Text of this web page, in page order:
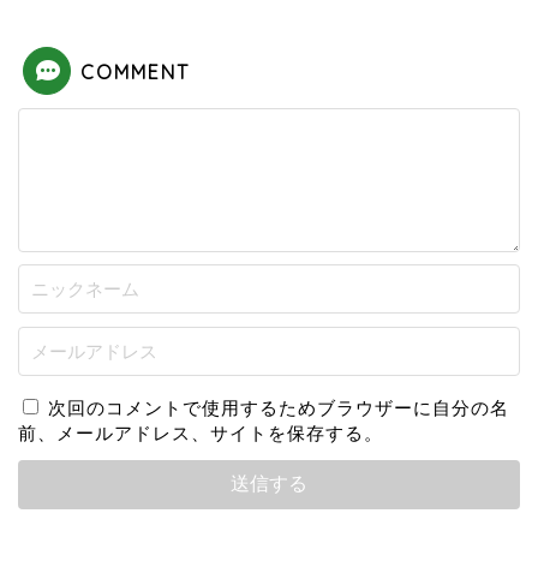
COMMENT
次回のコメントで使用するためブラウザーに自分の名
前、メールアドレス、サイトを保存する。